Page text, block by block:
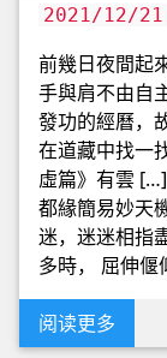
2021/12/21
前幾日夜間起
手與肩不由自
發功的經曆，
在道藏中找一
虛篇》有雲
都緣簡易妙天
迷，迷迷相指
多時， 屈伸
阅读更多